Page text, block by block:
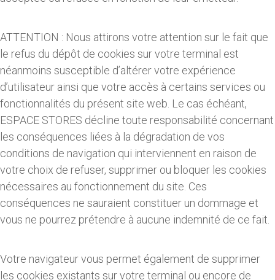
ATTENTION : Nous attirons votre attention sur le fait que
le refus du dépôt de cookies sur votre terminal est
néanmoins susceptible d’altérer votre expérience
d’utilisateur ainsi que votre accès à certains services ou
fonctionnalités du présent site web. Le cas échéant,
ESPACE STORES décline toute responsabilité concernant
les conséquences liées à la dégradation de vos
conditions de navigation qui interviennent en raison de
votre choix de refuser, supprimer ou bloquer les cookies
nécessaires au fonctionnement du site. Ces
conséquences ne sauraient constituer un dommage et
vous ne pourrez prétendre à aucune indemnité de ce fait.
Votre navigateur vous permet également de supprimer
les cookies existants sur votre terminal ou encore de